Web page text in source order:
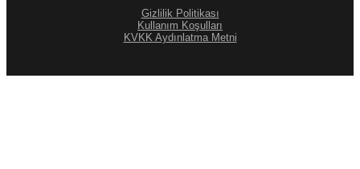
Gizlilik Politikası
Kullanım Koşulları
KVKK Aydınlatma Metni